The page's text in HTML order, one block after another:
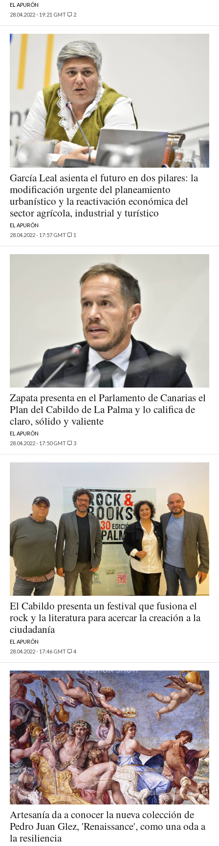
EL APURÓN
28.04.2022 - 19:21 GMT
2
García Leal asienta el futuro en dos pilares: la
modificación urgente del planeamiento
urbanístico y la reactivación económica del
sector agrícola, industrial y turístico
EL APURÓN
28.04.2022 - 17:57 GMT
1
Zapata presenta en el Parlamento de Canarias el
Plan del Cabildo de La Palma y lo califica de
claro, sólido y valiente
EL APURÓN
28.04.2022 - 17:50 GMT
3
El Cabildo presenta un festival que fusiona el
rock y la literatura para acercar la creación a la
ciudadanía
EL APURÓN
28.04.2022 - 17:46 GMT
4
Artesanía da a conocer la nueva colección de
Pedro Juan Glez, 'Renaissance', como una oda a
la resiliencia